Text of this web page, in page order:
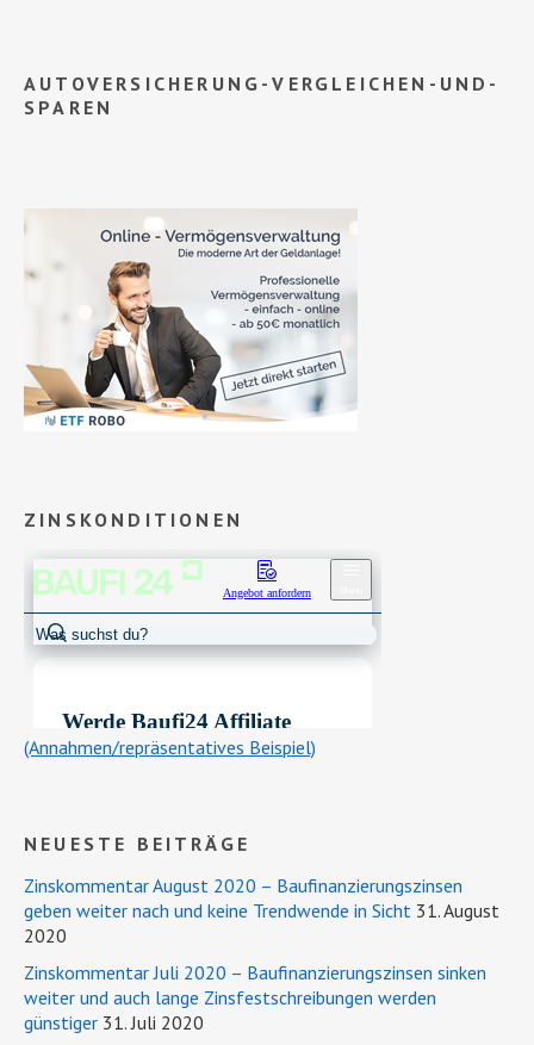
AUTOVERSICHERUNG-VERGLEICHEN-UND-
SPAREN
ZINSKONDITIONEN
(Annahmen/repräsentatives Beispiel)
NEUESTE BEITRÄGE
Zinskommentar August 2020 – Baufinanzierungszinsen
geben weiter nach und keine Trendwende in Sicht 31. August
2020
Zinskommentar Juli 2020 – Baufinanzierungszinsen sinken
weiter und auch lange Zinsfestschreibungen werden
günstiger 31. Juli 2020